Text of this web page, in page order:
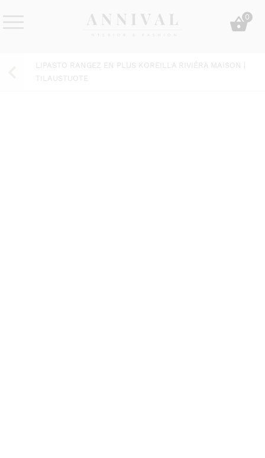
muoti
&
sisustusverkkokauppa
0
LIPASTO RANGEZ EN PLUS KOREILLA RIVIÉRA MAISON |
TILAUSTUOTE